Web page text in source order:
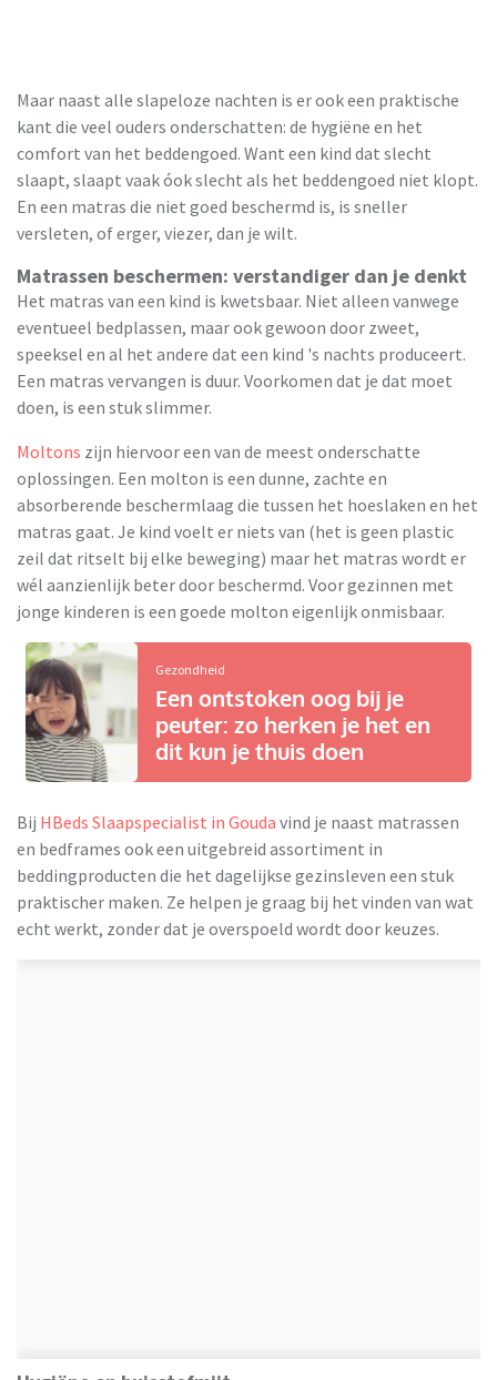
Maar naast alle slapeloze nachten is er ook een praktische
kant die veel ouders onderschatten: de hygiëne en het
comfort van het beddengoed. Want een kind dat slecht
slaapt, slaapt vaak óok slecht als het beddengoed niet klopt.
En een matras die niet goed beschermd is, is sneller
versleten, of erger, viezer, dan je wilt.
Matrassen beschermen: verstandiger dan je denkt
Het matras van een kind is kwetsbaar. Niet alleen vanwege
eventueel bedplassen, maar ook gewoon door zweet,
speeksel en al het andere dat een kind 's nachts produceert.
Een matras vervangen is duur. Voorkomen dat je dat moet
doen, is een stuk slimmer.
Moltons zijn hiervoor een van de meest onderschatte
oplossingen. Een molton is een dunne, zachte en
absorberende beschermlaag die tussen het hoeslaken en het
matras gaat. Je kind voelt er niets van (het is geen plastic
zeil dat ritselt bij elke beweging) maar het matras wordt er
wél aanzienlijk beter door beschermd. Voor gezinnen met
jonge kinderen is een goede molton eigenlijk onmisbaar.
Gezondheid
Een ontstoken oog bij je
peuter: zo herken je het en
dit kun je thuis doen
Bij HBeds Slaapspecialist in Gouda vind je naast matrassen
en bedframes ook een uitgebreid assortiment in
beddingproducten die het dagelijkse gezinsleven een stuk
praktischer maken. Ze helpen je graag bij het vinden van wat
echt werkt, zonder dat je overspoeld wordt door keuzes.